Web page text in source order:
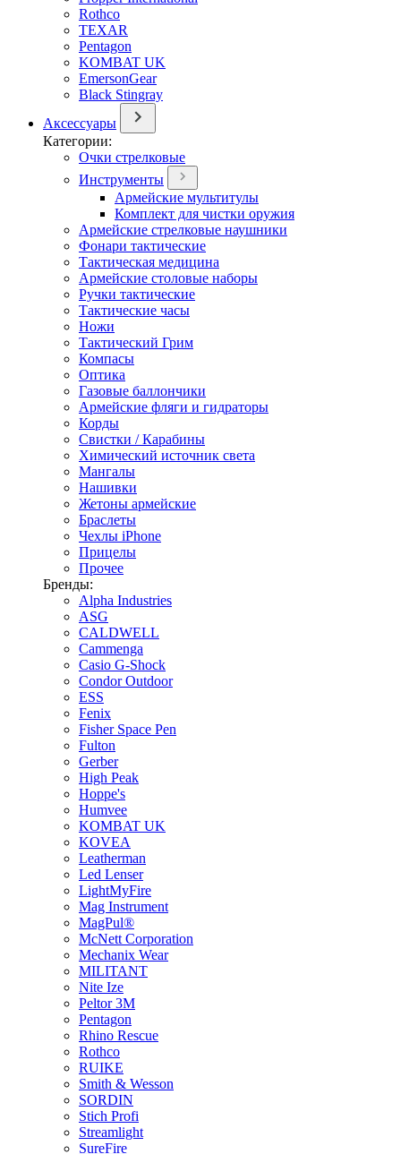
Rothco
TEXAR
Pentagon
KOMBAT UK
EmersonGear
Black Stingray
Аксессуары
Категории:
Очки стрелковые
Инструменты
Армейские мультитулы
Комплект для чистки оружия
Армейские стрелковые наушники
Фонари тактические
Тактическая медицина
Армейские столовые наборы
Ручки тактические
Тактические часы
Ножи
Тактический Грим
Компасы
Оптика
Газовые баллончики
Армейские фляги и гидраторы
Корды
Свистки / Карабины
Химический источник света
Мангалы
Нашивки
Жетоны армейские
Браслеты
Чехлы iPhone
Прицелы
Прочее
Бренды:
Alpha Industries
ASG
CALDWELL
Cammenga
Casio G-Shock
Condor Outdoor
ESS
Fenix
Fisher Space Pen
Fulton
Gerber
High Peak
Hoppe's
Humvee
KOMBAT UK
KOVEA
Leatherman
Led Lenser
LightMyFire
Mag Instrument
MagPul®
McNett Corporation
Mechanix Wear
MILITANT
Nite Ize
Peltor 3M
Pentagon
Rhino Rescue
Rothco
RUIKE
Smith & Wesson
SORDIN
Stich Profi
Streamlight
SureFire